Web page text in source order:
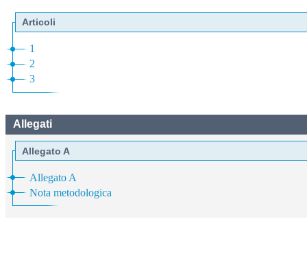
Articoli
1
2
3
Allegati
Allegato A
Allegato A
Nota metodologica